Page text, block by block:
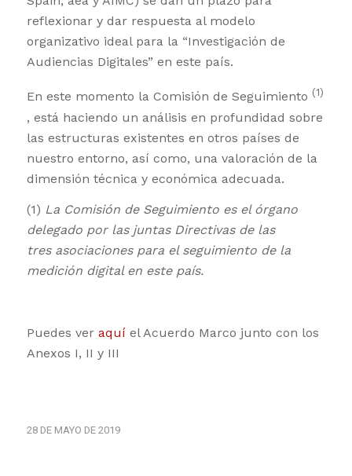
reflexionar y dar respuesta al modelo
organizativo ideal para la “Investigación de
Audiencias Digitales” en este país.
En este momento la Comisión de Seguimiento (1)
, está haciendo un análisis en profundidad sobre
las estructuras existentes en otros países de
nuestro entorno, así como, una valoración de la
dimensión técnica y económica adecuada.
(1) La Comisión de Seguimiento es el órgano
delegado por las juntas Directivas de las
tres asociaciones para el seguimiento de la
medición digital en este país.
Puedes ver aquí el Acuerdo Marco junto con los
Anexos I, II y III
28 DE MAYO DE 2019